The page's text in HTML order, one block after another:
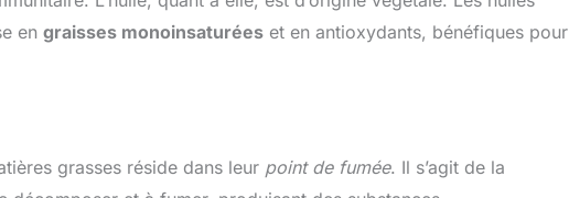
en graisses monoinsaturées et en antioxydants, bénéfiques pour
grasses réside dans leur point de fumée. Il s’agit de la